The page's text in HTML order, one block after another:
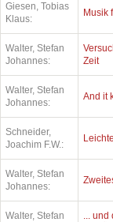
Giesen, Tobias
Klaus:
Musik
Walter, Stefan
Johannes:
Zeit
Walter, Stefan
Johannes:
And it
Schneider,
Joachim F.W.:
Walter, Stefan
Johannes:
Walter, Stefan
... und